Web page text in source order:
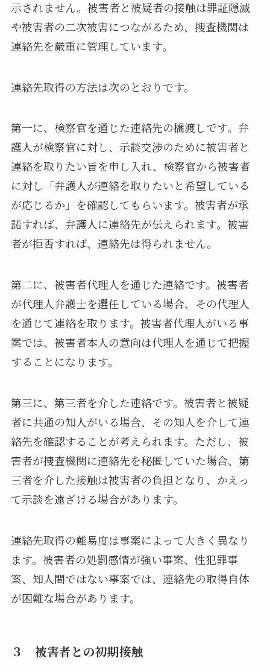
示されません。被害者と被疑者の接触は罪証隠滅
や被害者の二次被害につながるため、捜査機関は
連絡先を厳重に管理しています。
連絡先取得の方法は次のとおりです。
第一に、検察官を通じた連絡先の橋渡しです。弁
護人が検察官に対し、示談交渉のために被害者と
連絡を取りたい旨を申し入れ、検察官から被害者
に対し「弁護人が連絡を取りたいと希望している
が応じるか」を確認してもらいます。被害者が承
諾すれば、弁護人に連絡先が伝えられます。被害
者が拒否すれば、連絡先は得られません。
第二に、被害者代理人を通じた連絡です。被害者
が代理人弁護士を選任している場合、その代理人
を通じて連絡を取ります。被害者代理人がいる事
案では、被害者本人の意向は代理人を通じて把握
することになります。
第三に、第三者を介した連絡です。被害者と被疑
者に共通の知人がいる場合、その知人を介して連
絡先を確認することが考えられます。ただし、被
害者が捜査機関に連絡先を秘匿していた場合、第
三者を介した接触は被害者の負担となり、かえっ
て示談を遠ざける場合があります。
連絡先取得の難易度は事案によって大きく異なり
ます。被害者の処罰感情が強い事案、性犯罪事
案、知人間ではない事案では、連絡先の取得自体
が困難な場合があります。
３ 被害者との初期接触